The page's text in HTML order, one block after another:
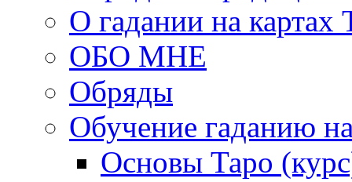
О гадании на картах
ОБО МНЕ
Обряды
Обучение гаданию
Основы Таро